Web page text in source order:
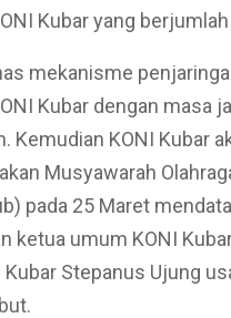
Kubar yang
mekanisme
Kubar dengan masa
Kemudian KONI Kubar
Musyawarah
pada 25 Maret
ketua umum KONI
Kubar Stepanus Ujung